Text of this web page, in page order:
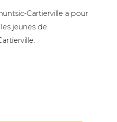
Cartierville a pour
jeunes de